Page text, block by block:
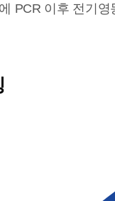
PCR 이후 전기